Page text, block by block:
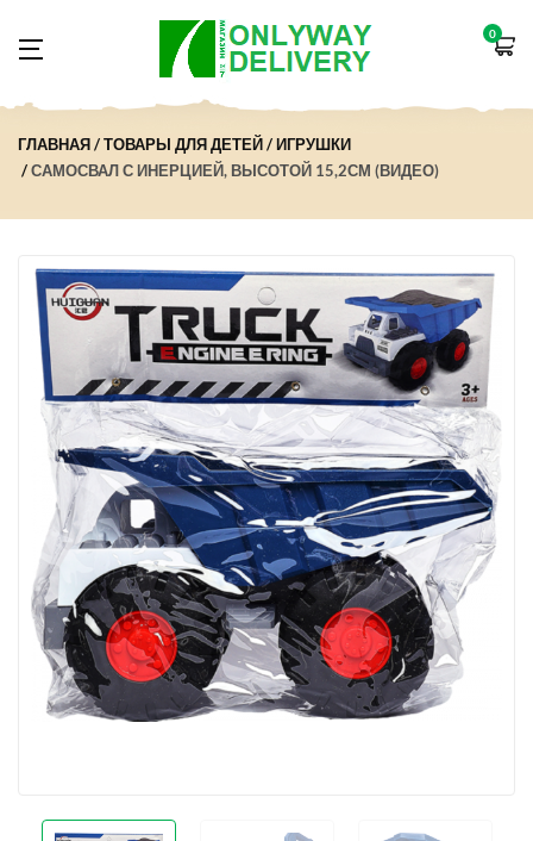
0
ГЛАВНАЯ ТОВАРЫ ДЛЯ ДЕТЕЙ
ИГРУШКИ
САМОСВАЛ С ИНЕРЦИЕЙ, ВЫСОТОЙ 15,2СМ (ВИДЕО)